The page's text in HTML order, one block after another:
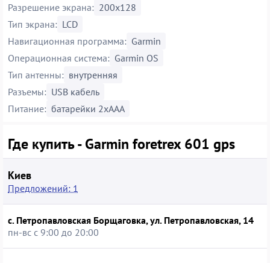
Разрешение экрана: 200x128
Тип экрана: LCD
Навигационная программа: Garmin
Операционная система: Garmin OS
Тип антенны: внутренняя
Разъемы: USB кабель
Питание: батарейки 2xAAА
Где купить - Garmin foretrex 601 gps
Киев
Предложений: 1
с. Петропавловская Борщаговка, ул. Петропавловская, 14
пн-вс с 9:00 до 20:00